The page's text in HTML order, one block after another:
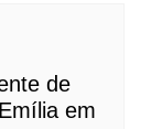
de
em